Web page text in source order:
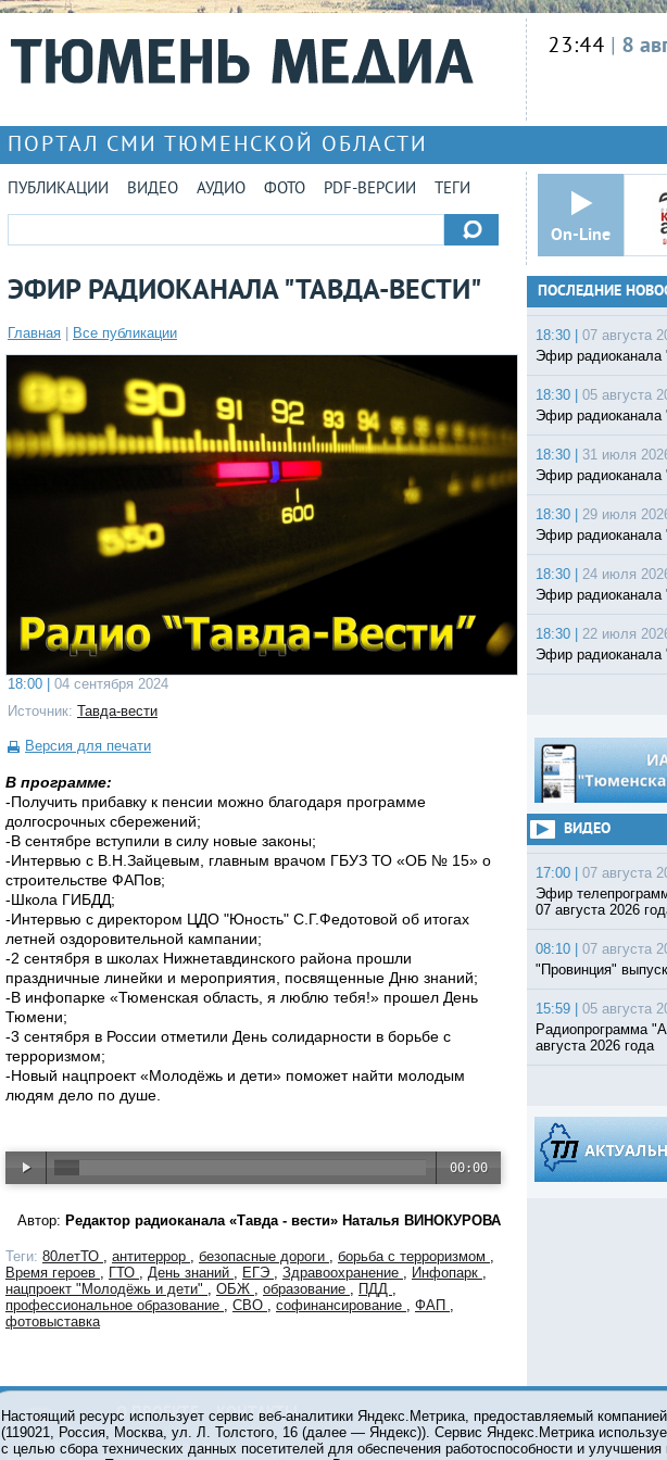
23:44 | 8
ПОРТАЛ СМИ ТЮМЕНСКОЙ ОБЛАСТИ
ПУБЛИКАЦИИ ВИДЕО АУДИО ФОТО PDF-ВЕРСИИ ТЕГИ
On-Line
ЭФИР РАДИОКАНАЛА "ТАВДА-ВЕСТИ"
Главная Все публикации
18:00 |
04 сентября 2024
Источник: Тавда-вести
Версия для печати
В программе:
-Получить прибавку к пенсии можно благодаря программе
долгосрочных сбережений;
-В сентябре вступили в силу новые законы;
-Интервью с В.Н.Зайцевым, главным врачом ГБУЗ ТО «ОБ № 15» о
строительстве ФАПов;
-Школа ГИБДД;
-Интервью с директором ЦДО "Юность" С.Г.Федотовой об итогах
летней оздоровительной кампании;
-2 сентября в школах Нижнетавдинского района прошли
праздничные линейки и мероприятия, посвященные Дню знаний;
-В инфопарке «Тюменская область, я люблю тебя!» прошел День
Тюмени;
-3 сентября в России отметили День солидарности в борьбе с
терроризмом;
-Новый нацпроект «Молодёжь и дети» поможет найти молодым
людям дело по душе.
00:00
Автор: Редактор радиоканала «Тавда - вести» Наталья ВИНОКУРОВА
Теги: 80летТО , антитеррор , безопасные дороги , борьба с терроризмом ,
Время героев , ГТО , День знаний , ЕГЭ , Здравоохранение , Инфопарк ,
нацпроект "Молодёжь и дети" , ОБЖ , образование , ПДД ,
профессиональное образование , СВО , софинансирование , ФАП ,
фотовыставка
ПОСЛЕДНИЕ
18:30 |
07 августа
Эфир радиоканала
18:30 |
05 августа
Эфир радиоканала
18:30 |
31 июля
Эфир радиоканала
18:30 |
29 июля
Эфир радиоканала
18:30 |
24 июля
Эфир радиоканала
18:30 |
22 июля
Эфир радиоканала
ВИДЕО
17:00 |
07 августа
Эфир
07 августа 2026
08:10 |
07 августа
"Провинция"
15:59 |
05 августа
Радиопрограмма
августа 2026 года
О ПРОЕКТЕ КОНТАКТЫ
© 2001-2026 Сетевое издание Тюмень Медиа. При использовании материалов
Настоящий ресурс использует сервис веб-аналитики Яндекс.Метрика, предоставляемый
(119021, Россия, Москва, ул. Л. Толстого, 16 (далее — Яндекс)). Сервис Яндекс.Метрика
с целью сбора технических данных посетителей для обеспечения работоспособности и улучшения